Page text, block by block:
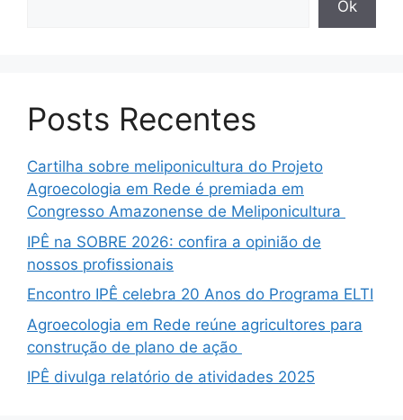
Ok
Posts Recentes
Cartilha sobre meliponicultura do Projeto
Agroecologia em Rede é premiada em
Congresso Amazonense de Meliponicultura
IPÊ na SOBRE 2026: confira a opinião de
nossos profissionais
Encontro IPÊ celebra 20 Anos do Programa ELTI
Agroecologia em Rede reúne agricultores para
construção de plano de ação
IPÊ divulga relatório de atividades 2025